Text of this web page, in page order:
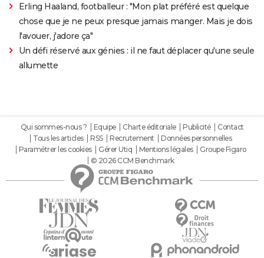
Erling Haaland, footballeur : "Mon plat préféré est quelque
chose que je ne peux presque jamais manger. Mais je dois
l'avouer, j'adore ça"
Un défi réservé aux génies : il ne faut déplacer qu'une seule
allumette
Qui sommes-nous ? Equipe Charte éditoriale Publicité
Contact
Tous les articles
RSS Recrutement
Données personnelles
Paramétrer les cookies
Gérer Utiq Mentions légales
Groupe Figaro
© 2026 CCM Benchmark